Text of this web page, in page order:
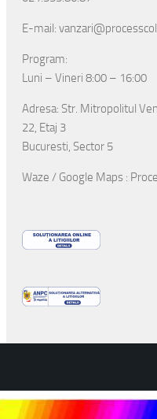
E-mail:
Program:
Luni – Vineri 8:00 – 16:00
Adresa: Str. Mitropolitul
22, Etaj 3
Bucuresti, Sector 5
Waze / Google Maps :